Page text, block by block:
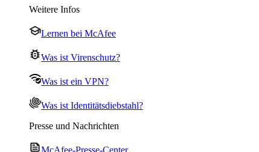
Weitere Infos
Lernen bei McAfee
Was ist Virenschutz?
Was ist ein VPN?
Was ist Identitätsdiebstahl?
Presse und Nachrichten
McAfee-Presse-Center